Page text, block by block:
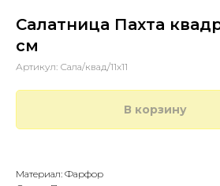
Салатница Пахта
см
Артикул: Сала/квад/11х11
В корзину
Материал: Фарфор